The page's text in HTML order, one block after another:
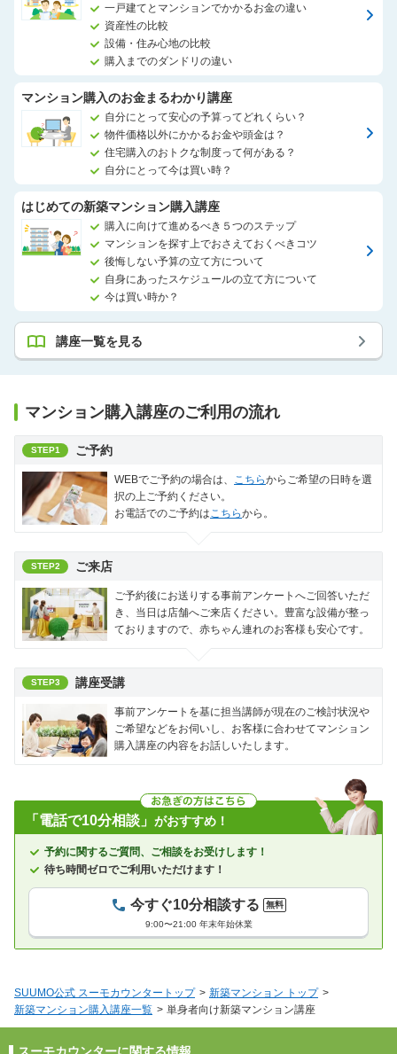
一戸建てとマンションでかかるお金の違い
資産性の比較
設備・住み心地の比較
購入までのダンドリの違い
マンション購入のお金まるわかり講座
自分にとって安心の予算ってどれくらい？
物件価格以外にかかるお金や頭金は？
住宅購入のおトクな制度って何がある？
自分にとって今は買い時？
はじめての新築マンション購入講座
購入に向けて進めるべき５つのステップ
マンションを探す上でおさえておくべきコツ
後悔しない予算の立て方について
自身にあったスケジュールの立て方について
今は買い時か？
講座一覧を見る
マンション購入講座のご利用の流れ
STEP1 ご予約
WEBでご予約の場合は、 こちらからご希望の日時を選
択の上ご予約ください。
お電話でのご予約はこちらから。
STEP2 ご来店
ご予約後にお送りする事前アンケートへご回答いただ
き、当日は店舗へご来店ください。豊富な設備が整っ
ておりますので、赤ちゃん連れのお客様も安心です。
STEP3 講座受講
事前アンケートを基に担当講師が現在のご検討状況や
ご希望などをお伺いし、お客様に合わせてマンション
購入講座の内容をお話しいたします。
「電話で10分相談」 がおすすめ！
予約に関するご質問、ご相談をお受けします！
待ち時間ゼロでご利用いただけます！
今すぐ10分相談する
無料
9:00〜21:00 年末年始休業
SUUMO公式 スーモカウンタートップ
新築マンション トップ
新築マンション購入講座一覧
単身者向け新築マンション講座